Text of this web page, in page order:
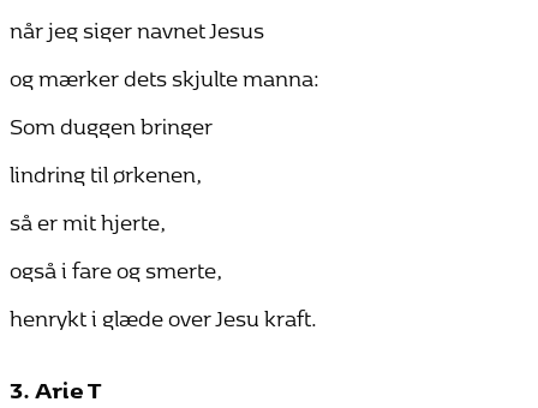
når jeg siger navnet Jesus
og mærker dets skjulte manna:
Som duggen bringer
lindring til ørkenen,
så er mit hjerte,
også i fare og smerte,
henrykt i glæde over Jesu kraft.
3. Arie T